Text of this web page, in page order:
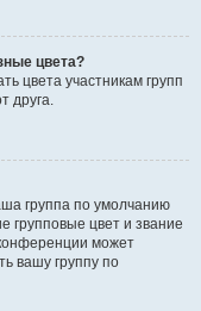
цвета?
цвета участникам групп
друга.
группа по умолчанию
групповые цвет и звание
может
вашу группу по